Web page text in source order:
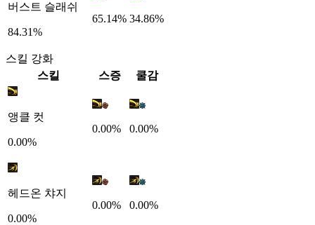
버스트 슬래쉬
84.31%
65.14% 34.86%
스킬 강화
스킬
스증 쿨감
앵클 컷
0.00%
0.00% 0.00%
헤드온 챠지
0.00%
0.00% 0.00%